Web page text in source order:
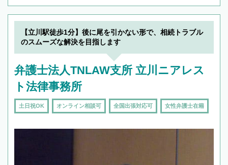
【立川駅徒歩1分】後に尾を引かない形で、相続トラブル
のスムーズな解決を目指します
弁護士法人TNLAW支所 立川ニアレス
ト法律事務所
土日祝OK オンライン相談可 全国出張対応可 女性弁護士在籍